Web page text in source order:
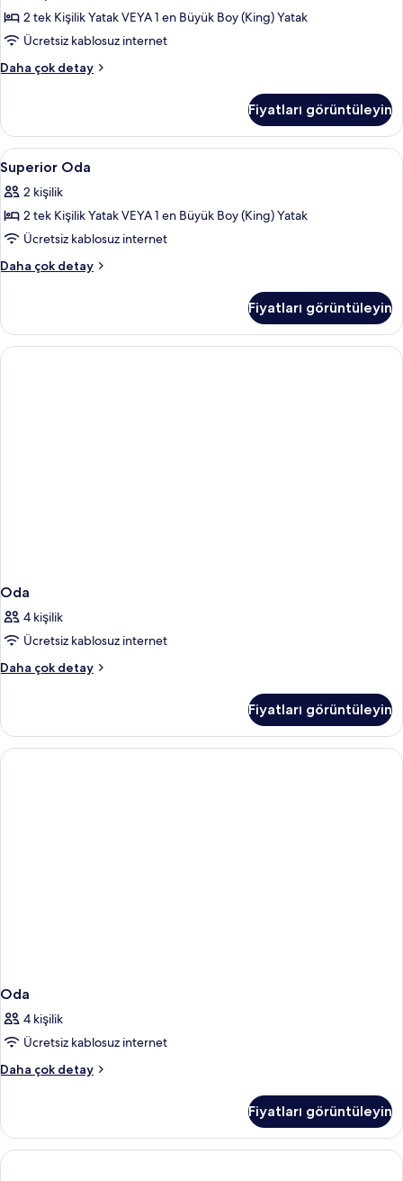
için
tüm
fotoğrafları
görün
2 tek Kişilik Yatak VEYA 1 en Büyük Boy (King) Yatak
Ücretsiz kablosuz internet
Daha çok detay
Superior
hakkında
daha
fazla
detay
Fiyatları görüntüleyin
Superior
Oda
için
tüm
fotoğrafları
görün
Superior Oda | Anti alerjik yatak
9
Superior Oda
2 kişilik
2 tek Kişilik Yatak VEYA 1 en Büyük Boy (King) Yatak
Ücretsiz kablosuz internet
Daha çok detay
Superior
fazla
detay
Fiyatları görüntüleyin
Oda
4 kişilik
Ücretsiz kablosuz internet
Daha çok detay
Oda
detay
Fiyatları görüntüleyin
Oda
4 kişilik
Ücretsiz kablosuz internet
Daha çok detay
Oda
detay
Fiyatları görüntüleyin